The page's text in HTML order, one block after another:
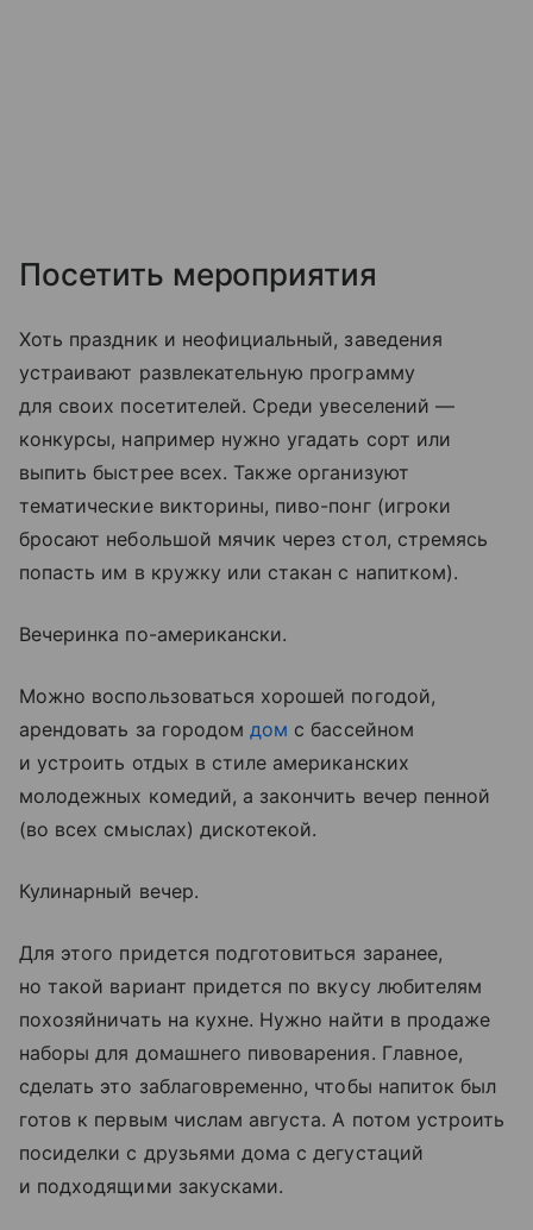
Посетить мероприятия
Хоть праздник и неофициальный, заведения
устраивают развлекательную программу
для своих посетителей. Среди увеселений —
конкурсы, например нужно угадать сорт или
выпить быстрее всех. Также организуют
тематические викторины, пиво-понг (игроки
бросают небольшой мячик через стол, стремясь
попасть им в кружку или стакан с напитком).
Вечеринка по-американски.
Можно воспользоваться хорошей погодой,
арендовать за городомдом с бассейном
и устроить отдых в стиле американских
молодежных комедий, а закончить вечер пенной
(во всех смыслах) дискотекой.
Кулинарный вечер.
Для этого придется подготовиться заранее,
но такой вариант придется по вкусу любителям
похозяйничать на кухне. Нужно найти в продаже
наборы для домашнего пивоварения. Главное,
сделать это заблаговременно, чтобы напиток был
готов к первым числам августа. А потом устроить
посиделки с друзьями дома с дегустаций
и подходящими закусками.